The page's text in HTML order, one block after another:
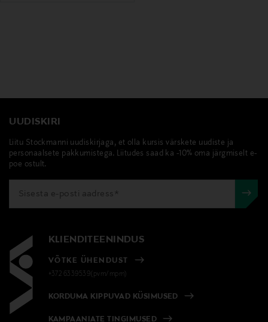
UUDISKIRI
Liitu Stockmanni uudiskirjaga, et olla kursis värskete uudiste ja
personaalsete pakkumistega. Liitudes saad ka -10% oma järgmiselt e-
poe ostult.
KLIENDITEENINDUS
VÕTKE ÜHENDUST
+372 6339539(pvm/mpm)
KORDUMA KIPPUVAD KÜSIMUSED
KAMPAANIATE TINGIMUSED